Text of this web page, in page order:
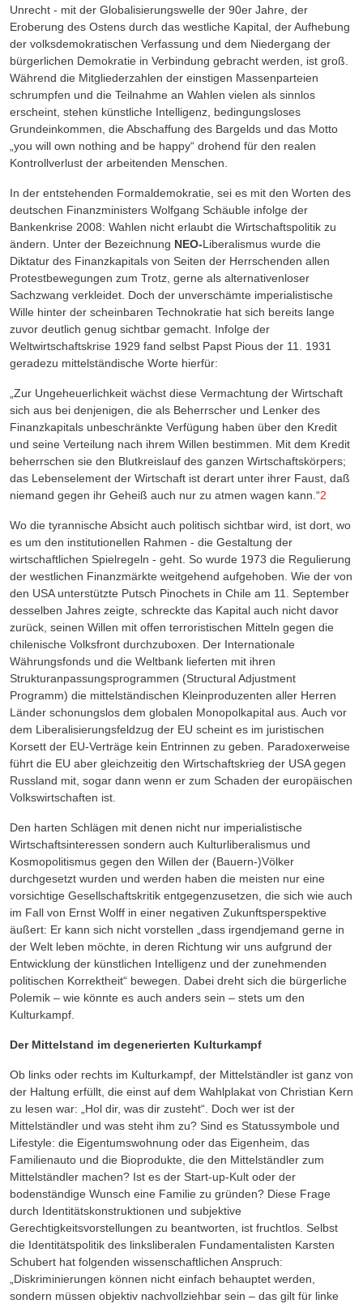
Unrecht - mit der Globalisierungswelle der 90er Jahre, der
Eroberung des Ostens durch das westliche Kapital, der Aufhebung
der volksdemokratischen Verfassung und dem Niedergang der
bürgerlichen Demokratie in Verbindung gebracht werden, ist groß.
Während die Mitgliederzahlen der einstigen Massenparteien
schrumpfen und die Teilnahme an Wahlen vielen als sinnlos
erscheint, stehen künstliche Intelligenz, bedingungsloses
Grundeinkommen, die Abschaffung des Bargelds und das Motto
„you will own nothing and be happy“ drohend für den realen
Kontrollverlust der arbeitenden Menschen.
In der entstehenden Formaldemokratie, sei es mit den Worten des
deutschen Finanzministers Wolfgang Schäuble infolge der
Bankenkrise 2008: Wahlen nicht erlaubt die Wirtschaftspolitik zu
ändern. Unter der Bezeichnung NEO-Liberalismus wurde die
Diktatur des Finanzkapitals von Seiten der Herrschenden allen
Protestbewegungen zum Trotz, gerne als alternativenloser
Sachzwang verkleidet. Doch der unverschämte imperialistische
Wille hinter der scheinbaren Technokratie hat sich bereits lange
zuvor deutlich genug sichtbar gemacht. Infolge der
Weltwirtschaftskrise 1929 fand selbst Papst Pious der 11. 1931
geradezu mittelständische Worte hierfür:
„Zur Ungeheuerlichkeit wächst diese Vermachtung der Wirtschaft
sich aus bei denjenigen, die als Beherrscher und Lenker des
Finanzkapitals unbeschränkte Verfügung haben über den Kredit
und seine Verteilung nach ihrem Willen bestimmen. Mit dem Kredit
beherrschen sie den Blutkreislauf des ganzen Wirtschaftskörpers;
das Lebenselement der Wirtschaft ist derart unter ihrer Faust, daß
niemand gegen ihr Geheiß auch nur zu atmen wagen kann.“2
Wo die tyrannische Absicht auch politisch sichtbar wird, ist dort, wo
es um den institutionellen Rahmen - die Gestaltung der
wirtschaftlichen Spielregeln - geht. So wurde 1973 die Regulierung
der westlichen Finanzmärkte weitgehend aufgehoben. Wie der von
den USA unterstützte Putsch Pinochets in Chile am 11. September
desselben Jahres zeigte, schreckte das Kapital auch nicht davor
zurück, seinen Willen mit offen terroristischen Mitteln gegen die
chilenische Volksfront durchzuboxen. Der Internationale
Währungsfonds und die Weltbank lieferten mit ihren
Strukturanpassungsprogrammen (Structural Adjustment
Programm) die mittelständischen Kleinproduzenten aller Herren
Länder schonungslos dem globalen Monopolkapital aus. Auch vor
dem Liberalisierungsfeldzug der EU scheint es im juristischen
Korsett der EU-Verträge kein Entrinnen zu geben. Paradoxerweise
führt die EU aber gleichzeitig den Wirtschaftskrieg der USA gegen
Russland mit, sogar dann wenn er zum Schaden der europäischen
Volkswirtschaften ist.
Den harten Schlägen mit denen nicht nur imperialistische
Wirtschaftsinteressen sondern auch Kulturliberalismus und
Kosmopolitismus gegen den Willen der (Bauern-)Völker
durchgesetzt wurden und werden haben die meisten nur eine
vorsichtige Gesellschaftskritik entgegenzusetzen, die sich wie auch
im Fall von Ernst Wolff in einer negativen Zukunftsperspektive
äußert: Er kann sich nicht vorstellen „dass irgendjemand gerne in
der Welt leben möchte, in deren Richtung wir uns aufgrund der
Entwicklung der künstlichen Intelligenz und der zunehmenden
politischen Korrektheit“ bewegen. Dabei dreht sich die bürgerliche
Polemik – wie könnte es auch anders sein – stets um den
Kulturkampf.
Der Mittelstand im degenerierten Kulturkampf
Ob links oder rechts im Kulturkampf, der Mittelständler ist ganz von
der Haltung erfüllt, die einst auf dem Wahlplakat von Christian Kern
zu lesen war: „Hol dir, was dir zusteht“. Doch wer ist der
Mittelständler und was steht ihm zu? Sind es Statussymbole und
Lifestyle: die Eigentumswohnung oder das Eigenheim, das
Familienauto und die Bioprodukte, die den Mittelständler zum
Mittelständler machen? Ist es der Start-up-Kult oder der
bodenständige Wunsch eine Familie zu gründen? Diese Frage
durch Identitätskonstruktionen und subjektive
Gerechtigkeitsvorstellungen zu beantworten, ist fruchtlos. Selbst
die Identitätspolitik des linksliberalen Fundamentalisten Karsten
Schubert hat folgenden wissenschaftlichen Anspruch:
„Diskriminierungen können nicht einfach behauptet werden,
sondern müssen objektiv nachvollziehbar sein – das gilt für linke